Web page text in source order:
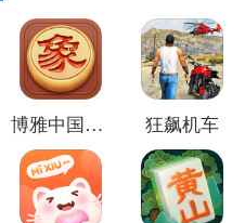
博雅中国象棋 狂飙机车